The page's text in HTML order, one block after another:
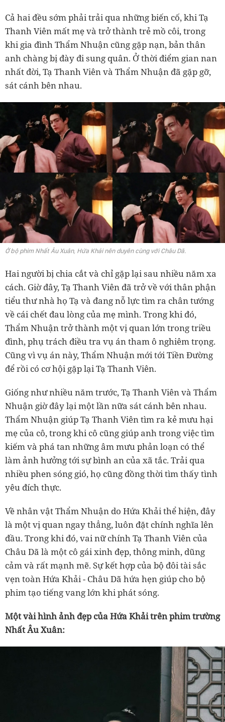
Cả hai đều sớm phải trải qua những biến cố, khi Tạ
Thanh Viên mất mẹ và trở thành trẻ mồ côi, trong
khi gia đình Thẩm Nhuận cũng gặp nạn, bản thân
anh chàng bị đày đi sung quân. Ở thời điểm gian nan
nhất đời, Tạ Thanh Viên và Thẩm Nhuận đã gặp gỡ,
sát cánh bên nhau.
Ở bộ phim Nhất Âu Xuân, Hứa Khải nên duyên cùng với Châu Dã.
Hai người bị chia cắt và chỉ gặp lại sau nhiều năm xa
cách. Giờ đây, Tạ Thanh Viên đã trở về với thân phận
tiểu thư nhà họ Tạ và đang nỗ lực tìm ra chân tướng
về cái chết đau lòng của mẹ mình. Trong khi đó,
Thẩm Nhuận trở thành một vị quan lớn trong triều
đình, phụ trách điều tra vụ án tham ô nghiêm trọng.
Cũng vì vụ án này, Thẩm Nhuận mới tới Tiền Đường
để rồi có cơ hội gặp lại Tạ Thanh Viên.
Giống như nhiều năm trước, Tạ Thanh Viên và Thẩm
Nhuận giờ đây lại một lần nữa sát cánh bên nhau.
Thẩm Nhuận giúp Tạ Thanh Viên tìm ra kẻ mưu hại
mẹ của cô, trong khi cô cũng giúp anh trong việc tìm
kiếm và phá tan những âm mưu phản loạn có thể
làm ảnh hưởng tới sự bình an của xã tắc. Trải qua
nhiều phen sóng gió, họ cũng đồng thời tìm thấy tình
yêu đích thực.
Về nhân vật Thẩm Nhuận do Hứa Khải thể hiện, đây
là một vị quan ngay thẳng, luôn đặt chính nghĩa lên
đầu. Trong khi đó, vai nữ chính Tạ Thanh Viên của
Châu Dã là một cô gái xinh đẹp, thông minh, dũng
cảm và rất mạnh mẽ. Sự kết hợp của bộ đôi tài sắc
vẹn toàn Hứa Khải - Châu Dã hứa hẹn giúp cho bộ
phim tạo tiếng vang lớn khi phát sóng.
Một vài hình ảnh đẹp của Hứa Khải trên phim trường
Nhất Âu Xuân: